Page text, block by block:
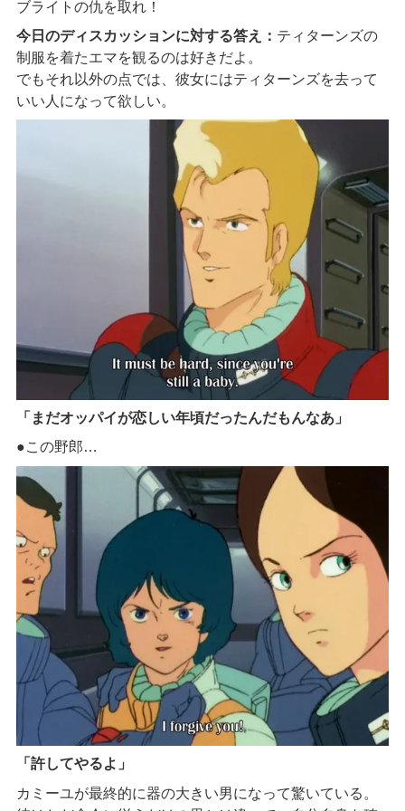
ブライトの仇を取れ！
今日のディスカッションに対する答え： ティターンズの
制服を着たエマを観るのは好きだよ。
でもそれ以外の点では、彼女にはティターンズを去って
いい人になって欲しい。
「まだオッパイが恋しい年頃だったんだもんなあ」
●この野郎…
「許してやるよ」
カミーユが最終的に器の大きい男になって驚いている。